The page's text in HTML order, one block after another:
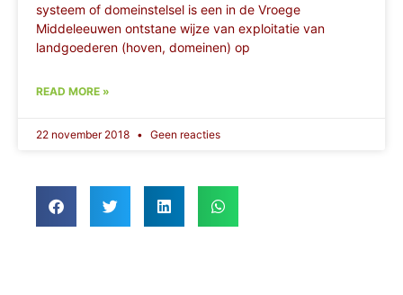
systeem of domeinstelsel is een in de Vroege
Middeleeuwen ontstane wijze van exploitatie van
landgoederen (hoven, domeinen) op
READ MORE »
22 november 2018 Geen reacties